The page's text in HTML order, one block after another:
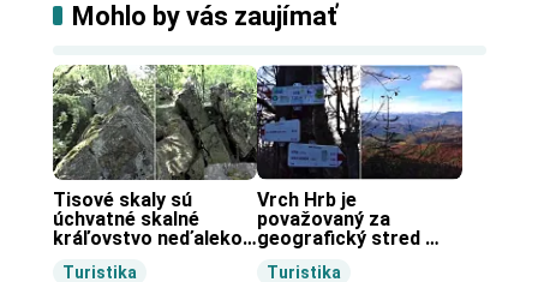
Mohlo by vás zaujímať
Turistika
Tisové skaly sú
úchvatné skalné
kráľovstvo neďaleko
Turistika
Vrch Hrb je
považovaný za
geografický stred